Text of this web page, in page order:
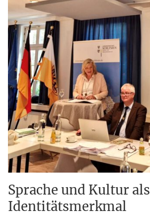
Sprache und Kultur als
Identitätsmerkmal